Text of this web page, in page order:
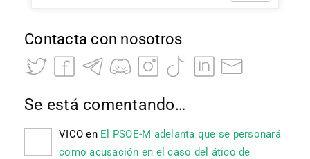
Contacta con nosotros
Se está comentando…
VICO en El PSOE-M adelanta que se personará
como acusación en el caso del ático de